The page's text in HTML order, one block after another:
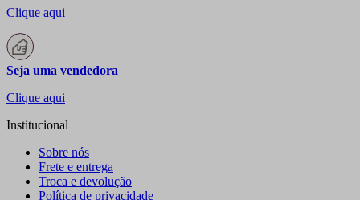
Clique aqui
Seja uma vendedora
Clique aqui
Institucional
Sobre nós
Frete e entrega
Troca e devolução
Política de privacidade